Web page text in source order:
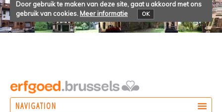
Door gebruik te maken van deze site, gaat u akkoord met ons
gebruik van cookies. Meer informatie OK
NAVIGATION